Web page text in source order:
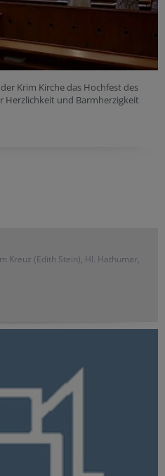
Krim Kirche das Hochfest des
Herzlichkeit und Barmherzigkeit
Kreuz (Edith Stein), Hl. Hathumar,